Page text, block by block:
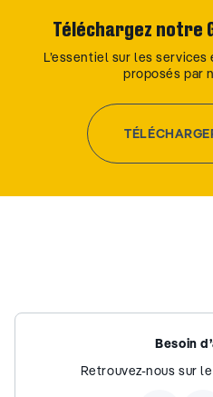
Téléchargez notre
L’essentiel sur les
proposés par
Besoin
Retrouvez-nous sur